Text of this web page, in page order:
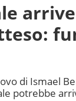
di Ismael
potrebbe